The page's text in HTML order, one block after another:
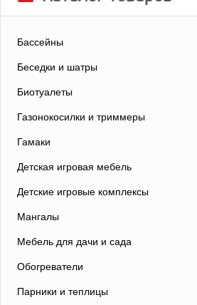
Бассейны
Беседки и шатры
Биотуалеты
Газонокосилки и триммеры
Гамаки
Детская игровая мебель
Детские игровые комплексы
Мангалы
Мебель для дачи и сада
Обогреватели
Парники и теплицы